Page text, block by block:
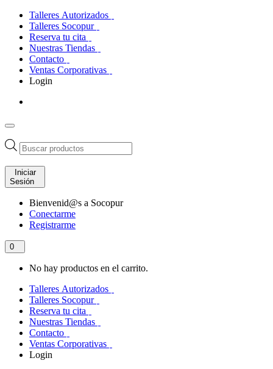
Talleres Autorizados
Talleres Socopur
Reserva tu cita
Nuestras Tiendas
Contacto
Ventas Corporativas
Login
Búsqueda
de
productos
Iniciar
Sesión
Bienvenid@s a Socopur
Conectarme
Registrarme
0
No hay productos en el carrito.
Talleres Autorizados
Talleres Socopur
Reserva tu cita
Nuestras Tiendas
Contacto
Ventas Corporativas
Login